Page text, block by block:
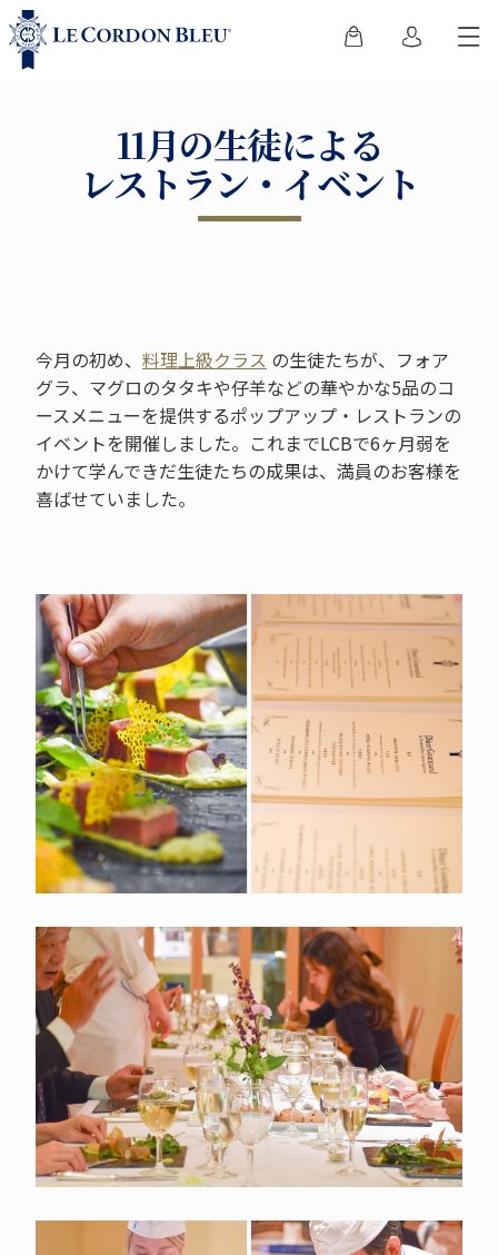
11月の生徒による
レストラン・イベント
今月の初め、 料理上級クラス の生徒たちが、フォア
グラ、マグロのタタキや仔羊などの華やかな5品のコ
ースメニューを提供するポップアップ・レストランの
イベントを開催しました。これまでLCBで6ヶ月弱を
かけて学んできだ生徒たちの成果は、満員のお客様を
喜ばせていました。